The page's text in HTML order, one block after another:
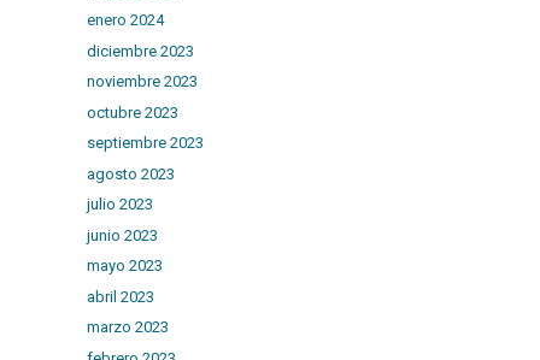
enero 2024
diciembre 2023
noviembre 2023
octubre 2023
septiembre 2023
agosto 2023
julio 2023
junio 2023
mayo 2023
abril 2023
marzo 2023